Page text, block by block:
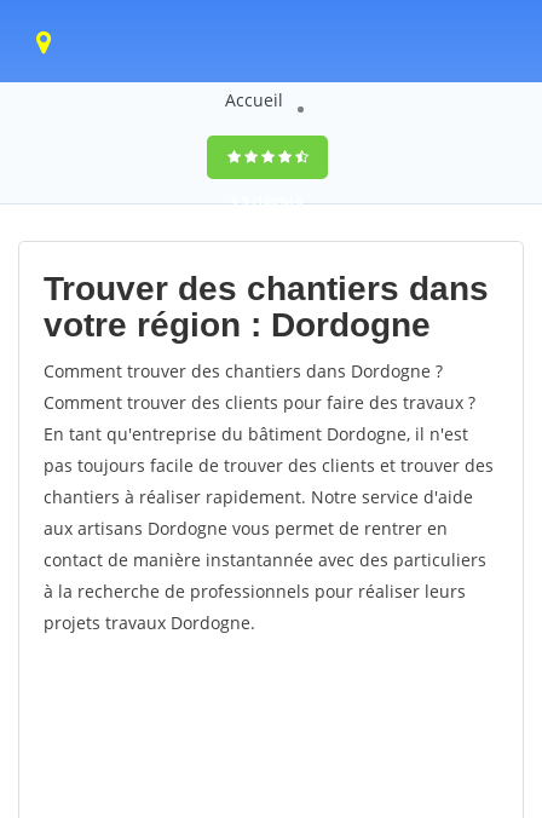
Accueil
9,5(100%)0
votes
Trouver des chantiers dans
votre région : Dordogne
Comment trouver des chantiers dans Dordogne ?
Comment trouver des clients pour faire des travaux ?
En tant qu'entreprise du bâtiment Dordogne, il n'est
pas toujours facile de trouver des clients et trouver des
chantiers à réaliser rapidement. Notre service d'aide
aux artisans Dordogne vous permet de rentrer en
contact de manière instantannée avec des particuliers
à la recherche de professionnels pour réaliser leurs
projets travaux Dordogne.